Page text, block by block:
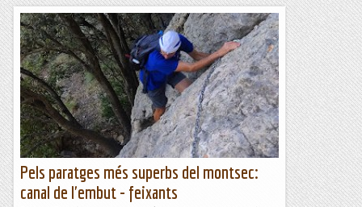
Pels paratges més superbs del montsec:
canal de l'embut - feixants